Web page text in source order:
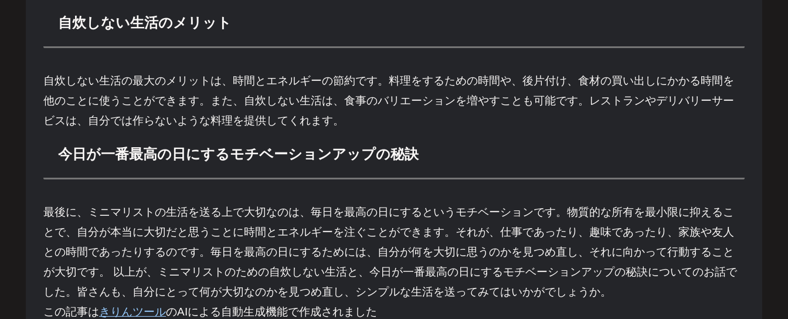
自炊しない生活のメリット
自炊しない生活の最大のメリットは、時間とエネルギーの節約です。料理をするための時間や、後片付け、食材の買い出しにかかる時間を
他のことに使うことができます。また、自炊しない生活は、食事のバリエーションを増やすことも可能です。レストランやデリバリーサー
ビスは、自分では作らないような料理を提供してくれます。
今日が一番最高の日にするモチベーションアップの秘訣
最後に、ミニマリストの生活を送る上で大切なのは、毎日を最高の日にするというモチベーションです。物質的な所有を最小限に抑えるこ
とで、自分が本当に大切だと思うことに時間とエネルギーを注ぐことができます。それが、仕事であったり、趣味であったり、家族や友人
との時間であったりするのです。毎日を最高の日にするためには、自分が何を大切に思うのかを見つめ直し、それに向かって行動すること
が大切です。 以上が、ミニマリストのための自炊しない生活と、今日が一番最高の日にするモチベーションアップの秘訣についてのお話で
した。皆さんも、自分にとって何が大切なのかを見つめ直し、シンプルな生活を送ってみてはいかがでしょうか。
この記事はきりんツールのAIによる自動生成機能で作成されました